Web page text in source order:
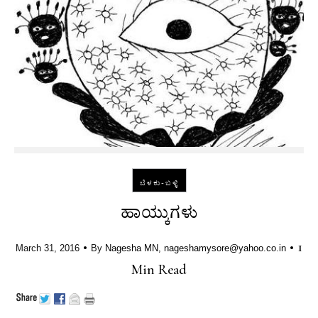
ಬೆಳಕು-ಬಳ್ಳಿ
ಹಾಯ್ಕುಗಳು
March 31, 2016 • By Nagesha MN, nageshamysore@yahoo.co.in • 1
Min Read